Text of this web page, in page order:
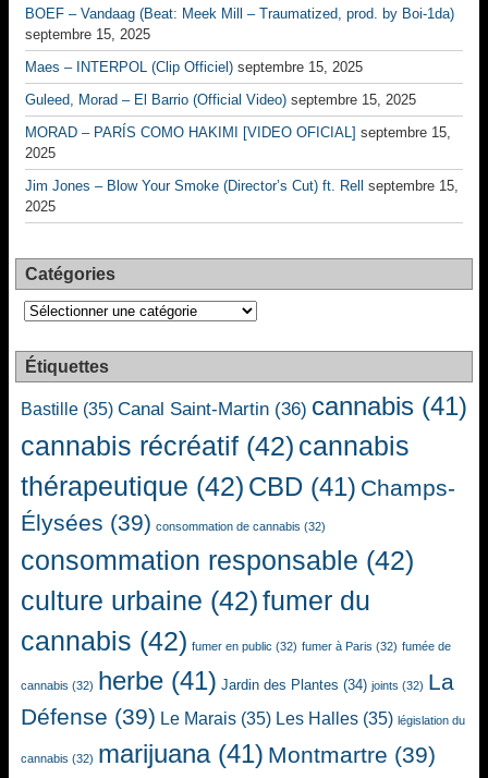
BOEF – Vandaag (Beat: Meek Mill – Traumatized, prod. by Boi-1da)
septembre 15, 2025
Maes – INTERPOL (Clip Officiel) septembre 15, 2025
Guleed, Morad – El Barrio (Official Video) septembre 15, 2025
MORAD – PARÍS COMO HAKIMI [VIDEO OFICIAL] septembre 15,
2025
Jim Jones – Blow Your Smoke (Director’s Cut) ft. Rell
septembre 15,
2025
Catégories
Catégories
Étiquettes
Bastille (35) Canal Saint-Martin (36) cannabis (41)
cannabis récréatif (42) cannabis
thérapeutique (42) CBD (41) Champs-
Élysées (39) consommation de cannabis (32)
consommation responsable (42)
culture urbaine (42)fumer du
cannabis (42) fumer en public (32) fumer à Paris (32) fumée de
cannabis (32) herbe (41) Jardin des Plantes (34) joints (32) La
Défense (39) Le Marais (35) Les Halles (35) législation du
cannabis (32) marijuana(41) Montmartre (39)